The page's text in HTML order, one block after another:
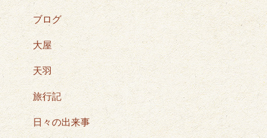
ブログ
大屋
天羽
旅行記
日々の出来事